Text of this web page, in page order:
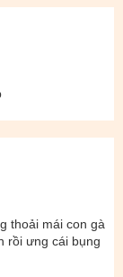
thoải mái con gà
rồi ưng cái bụng